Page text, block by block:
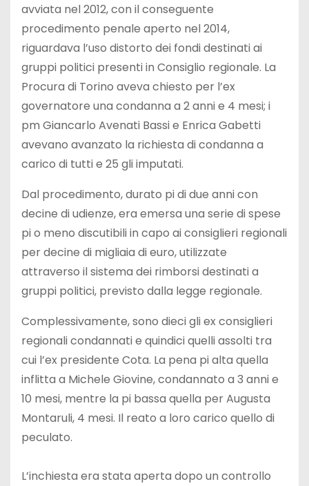
avviata nel 2012, con il conseguente
procedimento penale aperto nel 2014,
riguardava l’uso distorto dei fondi destinati ai
gruppi politici presenti in Consiglio regionale. La
Procura di Torino aveva chiesto per l’ex
governatore una condanna a 2 anni e 4 mesi; i
pm Giancarlo Avenati Bassi e Enrica Gabetti
avevano avanzato la richiesta di condanna a
carico di tutti e 25 gli imputati.
Dal procedimento, durato pi di due anni con
decine di udienze, era emersa una serie di spese
pi o meno discutibili in capo ai consiglieri regionali
per decine di migliaia di euro, utilizzate
attraverso il sistema dei rimborsi destinati a
gruppi politici, previsto dalla legge regionale.
Complessivamente, sono dieci gli ex consiglieri
regionali condannati e quindici quelli assolti tra
cui l’ex presidente Cota. La pena pi alta quella
inflitta a Michele Giovine, condannato a 3 anni e
10 mesi, mentre la pi bassa quella per Augusta
Montaruli, 4 mesi. Il reato a loro carico quello di
peculato.
L’inchiesta era stata aperta dopo un controllo